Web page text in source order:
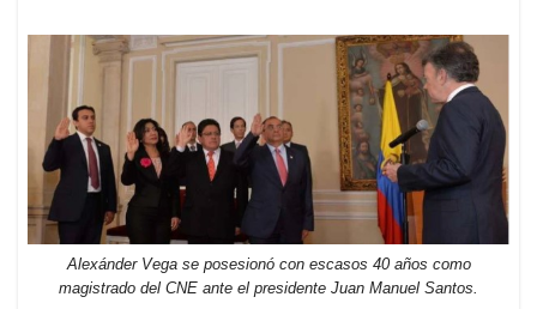
Alexánder Vega se posesionó con escasos 40 años como
magistrado del CNE ante el presidente Juan Manuel Santos.